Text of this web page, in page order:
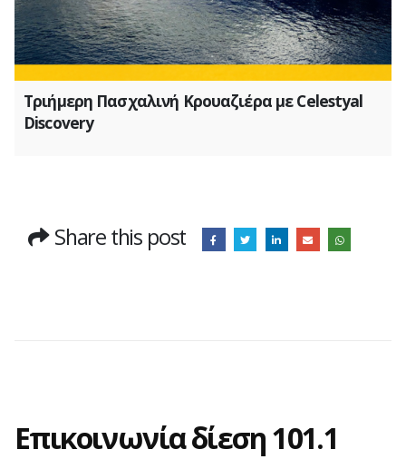
Τριήμερη Πασχαλινή Κρουαζιέρα με Celestyal
Discovery
Share this post
Επικοινωνία δίεση 101.1